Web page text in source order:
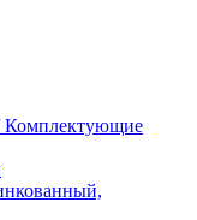
Комплектующие